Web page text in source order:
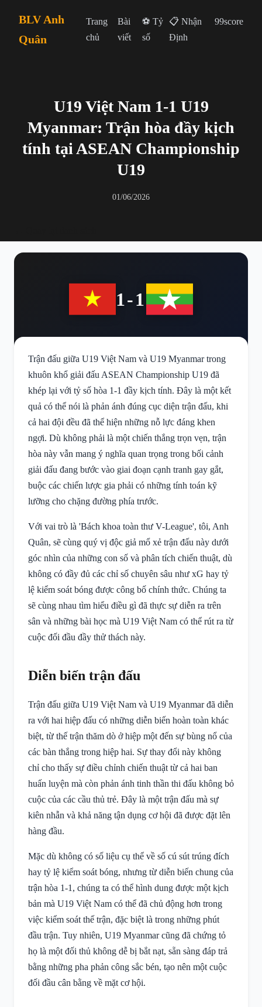
BLV Anh
Quân
Trang
chủ
Bài
viết
⚽ Tỷ
số
📋 Nhận
Định
99score
U19 Việt Nam 1-1 U19
Myanmar: Trận hòa đầy kịch
tính tại ASEAN Championship
U19
01/06/2026
1-1
Trận đấu giữa U19 Việt Nam và U19 Myanmar trong
khuôn khổ giải đấu ASEAN Championship U19 đã
khép lại với tỷ số hòa 1-1 đầy kịch tính. Đây là một kết
quả có thể nói là phản ánh đúng cục diện trận đấu, khi
cả hai đội đều đã thể hiện những nỗ lực đáng khen
ngợi. Dù không phải là một chiến thắng trọn vẹn, trận
hòa này vẫn mang ý nghĩa quan trọng trong bối cảnh
giải đấu đang bước vào giai đoạn cạnh tranh gay gắt,
buộc các chiến lược gia phải có những tính toán kỹ
lưỡng cho chặng đường phía trước.
Với vai trò là 'Bách khoa toàn thư V-League', tôi, Anh
Quân, sẽ cùng quý vị độc giả mổ xẻ trận đấu này dưới
góc nhìn của những con số và phân tích chiến thuật, dù
không có đầy đủ các chỉ số chuyên sâu như xG hay tỷ
lệ kiểm soát bóng được công bố chính thức. Chúng ta
sẽ cùng nhau tìm hiểu điều gì đã thực sự diễn ra trên
sân và những bài học mà U19 Việt Nam có thể rút ra từ
cuộc đối đầu đầy thử thách này.
Diễn biến trận đấu
Trận đấu giữa U19 Việt Nam và U19 Myanmar đã diễn
ra với hai hiệp đấu có những diễn biến hoàn toàn khác
biệt, từ thế trận thăm dò ở hiệp một đến sự bùng nổ của
các bàn thắng trong hiệp hai. Sự thay đổi này không
chỉ cho thấy sự điều chỉnh chiến thuật từ cả hai ban
huấn luyện mà còn phản ánh tinh thần thi đấu không bỏ
cuộc của các cầu thủ trẻ. Đây là một trận đấu mà sự
kiên nhẫn và khả năng tận dụng cơ hội đã được đặt lên
hàng đầu.
Mặc dù không có số liệu cụ thể về số cú sút trúng đích
hay tỷ lệ kiểm soát bóng, nhưng từ diễn biến chung của
trận hòa 1-1, chúng ta có thể hình dung được một kịch
bản mà U19 Việt Nam có thể đã chủ động hơn trong
việc kiểm soát thế trận, đặc biệt là trong những phút
đầu trận. Tuy nhiên, U19 Myanmar cũng đã chứng tỏ
họ là một đối thủ không dễ bị bắt nạt, sẵn sàng đáp trả
bằng những pha phản công sắc bén, tạo nên một cuộc
đối đầu cân bằng về mặt cơ hội.